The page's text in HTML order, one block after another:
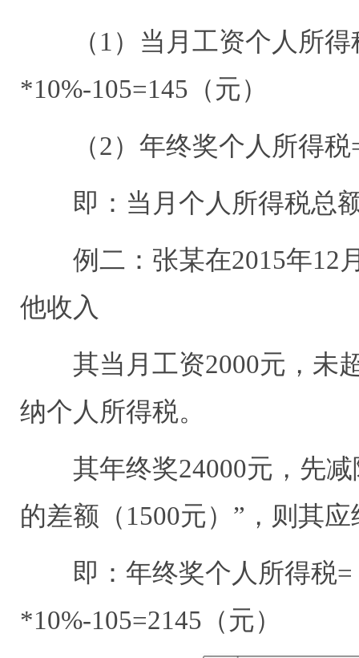
（ 1 ）当月工资个人所得
*10%-105=145 （元）
（2）年终奖个人所得税
即：当月个人所得税总
例二：张某在2015年12
他收入
其当月工资2000元，未
纳个人所得税。
其年终奖24000元，先
的差额（ 1500元）”，则其
即：年终奖个人所得税=
*10%-105=2145 （元）